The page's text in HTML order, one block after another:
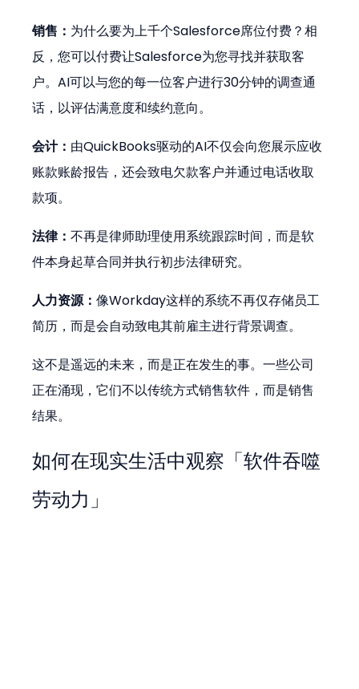
销售： 为什么要为上千个Salesforce席位付费？相
反，您可以付费让Salesforce为您寻找并获取客
户。AI可以与您的每一位客户进行30分钟的调查通
话，以评估满意度和续约意向。
会计： 由QuickBooks驱动的AI不仅会向您展示应收
账款账龄报告，还会致电欠款客户并通过电话收取
款项。
法律：不再是律师助理使用系统跟踪时间，而是软
件本身起草合同并执行初步法律研究。
人力资源：像Workday这样的系统不再仅存储员工
简历，而是会自动致电其前雇主进行背景调查。
这不是遥远的未来，而是正在发生的事。一些公司
正在涌现，它们不以传统方式销售软件，而是销售
结果。
如何在现实生活中观察「软件吞噬
劳动力」